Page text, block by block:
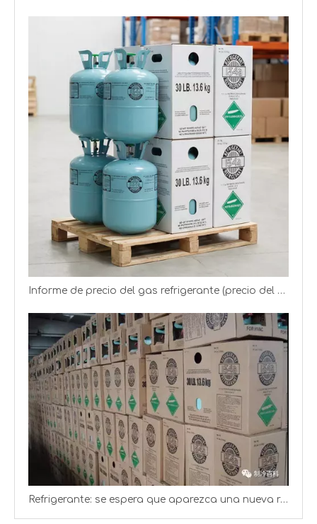
El gas refrigerante R134A se produce en 13,6 kg de cilindros
Frioflor - Fábrica de gas refrigerante chino desde el año 2004 Frioflor produce y exporta diferentes refrigerantes (R22, R134A, R410A)
Informe de precio del gas refrigerante (precio del gas R22 R134a R125)
Refrigerante: se espera que aparezca una nueva ronda de aumentos de precios